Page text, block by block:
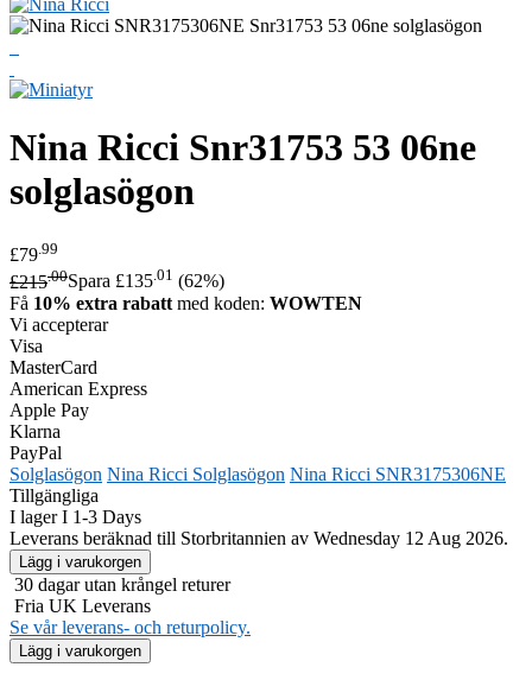
Nina Ricci Snr31753 53 06ne
solglasögon
£79 .99
£215.00Spara £135.01 (62%)
Få 10% extra rabatt med koden: WOWTEN
Vi accepterar
Visa
MasterCard
American Express
Apple Pay
Klarna
PayPal
Solglasögon Nina Ricci Solglasögon Nina Ricci SNR3175306NE
Tillgängliga
I lager I 1-3 Days
Leverans beräknad till Storbritannien av Wednesday 12 Aug 2026.
30 dagar utan krångel returer
Fria UK Leverans
Se vår leverans- och returpolicy.